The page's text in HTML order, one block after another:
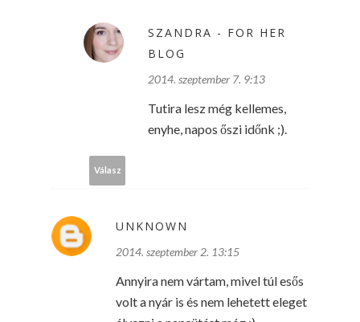
SZANDRA - FOR HER
BLOG
2014. szeptember 7. 9:13
Tutira lesz még kellemes,
enyhe, napos őszi időnk ;).
Válasz
UNKNOWN
2014. szeptember 2. 13:15
Annyira nem vártam, mivel túl esős
volt a nyár is és nem lehetett eleget